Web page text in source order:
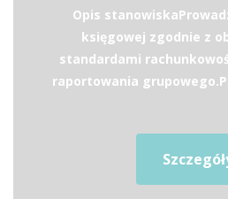
Opis
księgowej zgodnie z
standardami
raportowania